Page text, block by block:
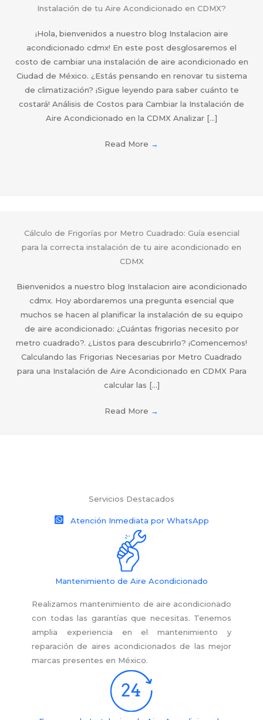
Instalación de tu Aire Acondicionado en CDMX?
¡Hola, bienvenidos a nuestro blog Instalacion aire
acondicionado cdmx! En este post desglosaremos el
costo de cambiar una instalación de aire acondicionado en
Ciudad de México. ¿Estás pensando en renovar tu sistema
de climatización? ¡Sigue leyendo para saber cuánto te
costará! Análisis de Costos para Cambiar la Instalación de
Aire Acondicionado en la CDMX Analizar […]
Read More →
Cálculo de Frigorías por Metro Cuadrado: Guía esencial
para la correcta instalación de tu aire acondicionado en
CDMX
Bienvenidos a nuestro blog Instalacion aire acondicionado
cdmx. Hoy abordaremos una pregunta esencial que
muchos se hacen al planificar la instalación de su equipo
de aire acondicionado: ¿Cuántas frigorias necesito por
metro cuadrado?. ¿Listos para descubrirlo? ¡Comencemos!
Calculando las Frigorias Necesarias por Metro Cuadrado
para una Instalación de Aire Acondicionado en CDMX Para
calcular las […]
Read More →
Servicios Destacados
Atención Inmediata por WhatsApp
Mantenimiento de Aire Acondicionado
Realizamos mantenimiento de aire acondicionado
con todas las garantías que necesitas. Tenemos
amplia experiencia en el mantenimiento y
reparación de aires acondicionados de las mejor
marcas presentes en México.